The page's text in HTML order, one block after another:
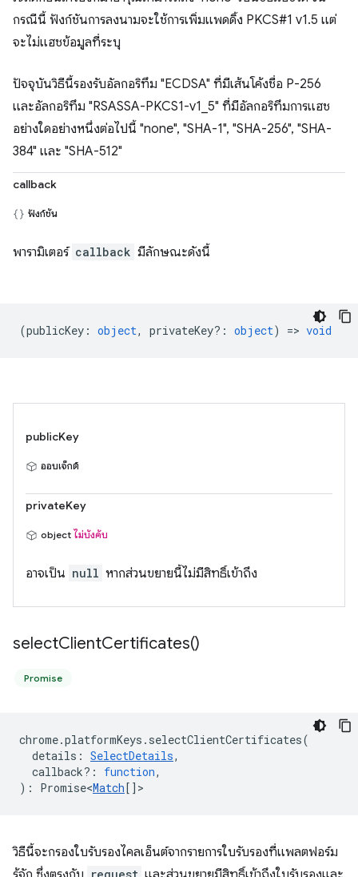
กรณีนี้ ฟังก์ชันการลงนามจะใช้การเพิ่มแพดดิ้ง PKCS#1 v1.5 แต่
จะไม่แฮชข้อมูลที่ระบุ
ปัจจุบันวิธีนี้รองรับอัลกอริทึม "ECDSA" ที่มีเส้นโค้งชื่อ P-256
และอัลกอริทึม "RSASSA-PKCS1-v1_5" ที่มีอัลกอริทึมการแฮช
อย่างใดอย่างหนึ่งต่อไปนี้ "none", "SHA-1", "SHA-256", "SHA-
384" และ "SHA-512"
callback
ฟังก์ชัน
พารามิเตอร์ callback มีลักษณะดังนี้
(publicKey : object, privateKey? : object) => void
publicKey
ออบเจ็กต์
privateKey
object ไม่บังคับ
อาจเป็น null หากส่วนขยายนี้ไม่มีสิทธิ์เข้าถึง
selectClientCertificates()
Promise
chrome.platformKeys . selectClientCertificates(
details : SelectDetails,
callback? : function,
) : Promise<Match[] >
วิธีนี้จะกรองใบรับรองไคลเอ็นต์จากรายการใบรับรองที่แพลตฟอร์ม